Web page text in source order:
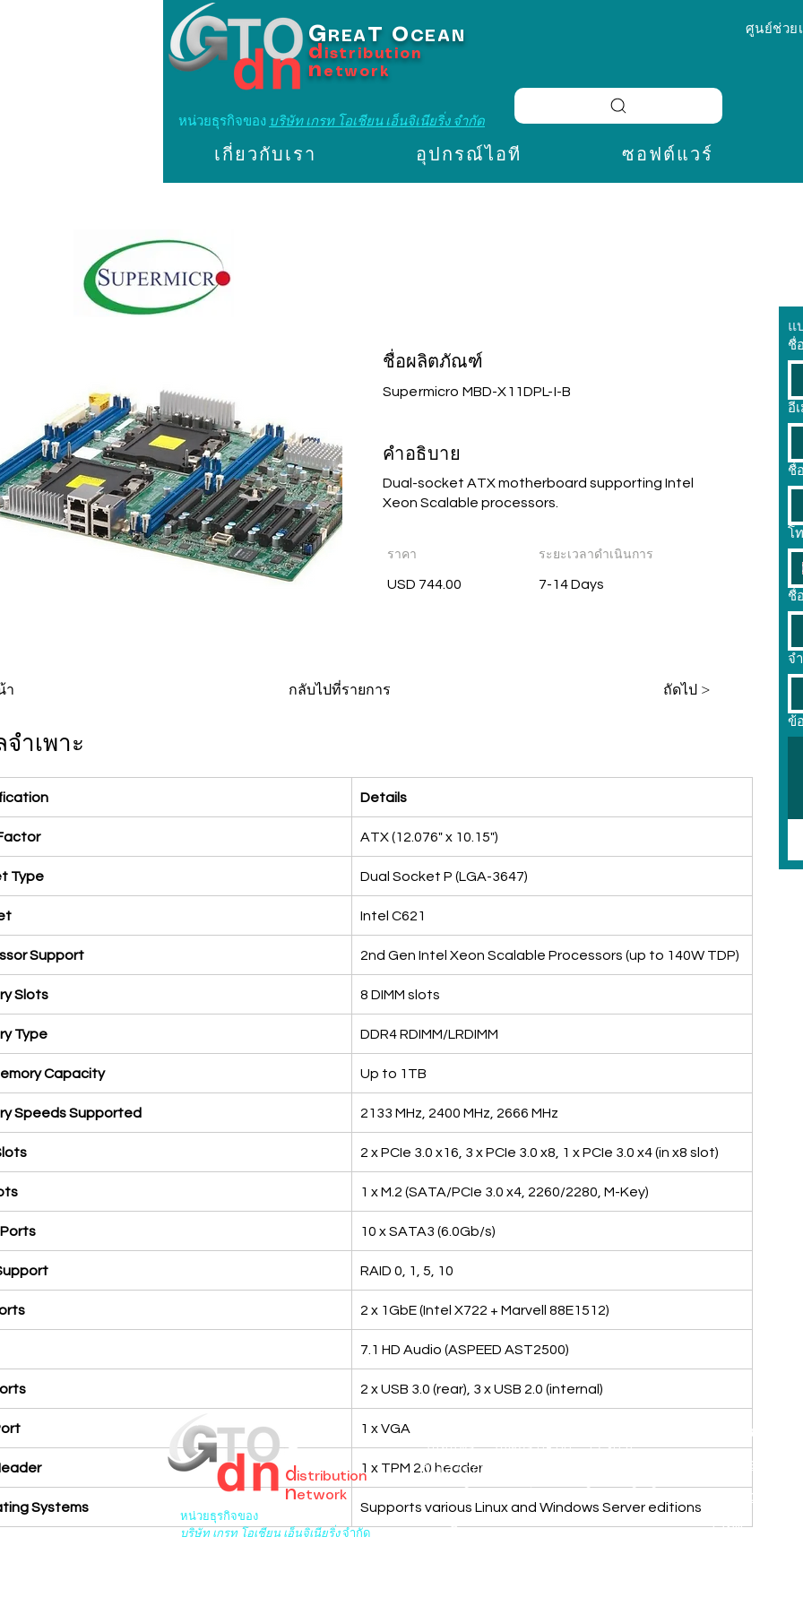
G REA T O CEAN
d istribution
n etwork
หน่วยธุรกิจของ บริษัท เกรท โอเชียน เอ็นจิเนียริ่ง จำกัด
ศูนย์ช่วย
เกี่ยวกับเรา อุปกรณ์ไอที ซอฟต์แวร์
ชื่อผลิตภัณฑ์
Supermicro MBD-X11DPL-I-B
คำอธิบาย
Dual-socket ATX motherboard supporting Intel
Xeon Scalable processors.
ราคา
USD 744.00
ระยะเวลาดำเนินการ
7-14 Days
า กลับไปที่รายการ ถัดไป >
ำเพาะ
Details
ATX (12.076" x 10.15")
Type Dual Socket P (LGA-3647)
Intel C621
Support 2nd Gen Intel Xeon Scalable Processors (up to 140W TDP)
Slots 8 DIMM slots
Type DDR4 RDIMM/LRDIMM
Capacity Up to 1TB
Speeds Supported 2133 MHz, 2400 MHz, 2666 MHz
2 x PCIe 3.0 x16, 3 x PCIe 3.0 x8, 1 x PCIe 3.0 x4 (in x8 slot)
1 x M.2 (SATA/PCIe 3.0 x4, 2260/2280, M-Key)
10 x SATA3 (6.0Gb/s)
RAID 0, 1, 5, 10
2 x 1GbE (Intel X722 + Marvell 88E1512)
7.1 HD Audio (ASPEED AST2500)
2 x USB 3.0 (rear), 3 x USB 2.0 (internal)
1 x VGA
1 x TPM 2.0 header
Systems Supports various Linux and Windows Server editions
แ
ชื่
อี
ชื่
โ
ชื่
จ
ข้
Ocean
d istribution
network
หน่วยธุรกิจของ
บริษัท เกรท โอเชียน เอ็นจิเนียริ่งจำกัด
วันจันทร์ – วันศุกร์ 08.00 – 17.30 น.
วันเสาร์ 08.00 – 14.30 น.
ยกเว้นวันหยุดราชการและวันหยุดนักขัตฤกษ์​​​
อุปกรณ์ไอที
Aranet
Zycoo
I-will